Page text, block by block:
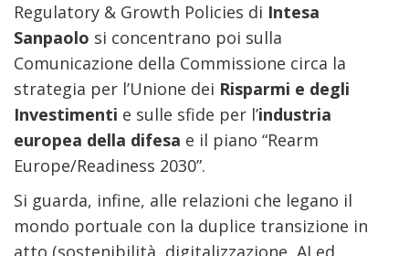
Regulatory & Growth Policies di Intesa
Sanpaolo si concentrano poi sulla
Comunicazione della Commissione circa la
strategia per l’Unione dei Risparmi e degli
Investimenti e sulle sfide per l’industria
europea della difesa e il piano “Rearm
Europe/Readiness 2030”.
Si guarda, infine, alle relazioni che legano il
mondo portuale con la duplice transizione in
atto (sostenibilità, digitalizzazione, AI ed